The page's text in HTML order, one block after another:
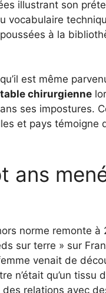
illustrant son
vocabulaire
à la
est même
chirurgienne
ses impostures.
et pays témoigne
ans
norme remonte à
sur terre » sur
venait de
n’était qu’un
relations avec